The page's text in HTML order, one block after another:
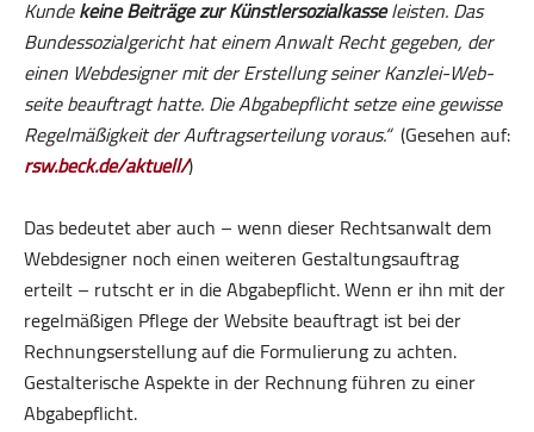
Kundekeine Bei­trä­ge zur Künst­ler­so­zi­al­kas­seleis­ten. Das
Bun­des­so­zi­al­ge­richt hat einem An­walt Recht ge­ge­ben, der
einen Web­de­si­gner mit der Er­stel­lung sei­ner Kanz­lei-Web­
sei­te be­auf­tragt hatte. Die Ab­ga­be­pflicht setze eine ge­wis­se
Re­gel­mä­ßig­keit der Auf­trags­er­tei­lung vor­aus.“(Gesehen auf:
rsw.beck.de/aktuell/)
Das bedeutet aber auch – wenn dieser Rechtsanwalt dem
Webdesigner noch einen weiteren Gestaltungsauftrag
erteilt – rutscht er in die Abgabepflicht. Wenn er ihn mit der
regelmäßigen Pflege der Website beauftragt ist bei der
Rechnungserstellung auf die Formulierung zu achten.
Gestalterische Aspekte in der Rechnung führen zu einer
Abgabepflicht.